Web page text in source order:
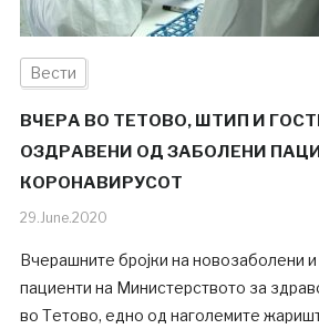
Вести
ВЧЕРА ВО ТЕТОВО, ШТИП И
ОЗДРАВЕНИ ОД ЗАБОЛЕНИ
КОРОНАВИРУСОТ
29.June.2020
Вчерашните бројки на новозаболени
пациенти на Министерството за
во Тетово, едно од наголемите